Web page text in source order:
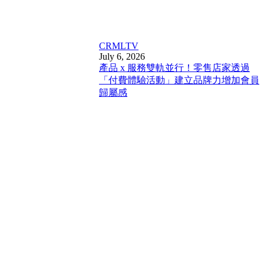
CRMLTV
July 6, 2026
產品 x 服務雙軌並行！零售店家透過
「付費體驗活動」建立品牌力增加會員
歸屬感